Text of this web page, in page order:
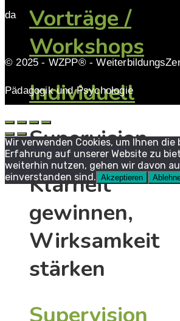
Vorträge /
Workshops
Individuell
Supervision
Klarheit
gewinnen,
Wirksamkeit
stärken
da
© 2025 - WZPP® -
Pädagogik und Psychologie
Wir verwenden Cookies, um Ihnen
Erfahrung auf unserer Website zu
weiterhin nutzen, gehen wir davon
einverstanden sind. Akzeptieren